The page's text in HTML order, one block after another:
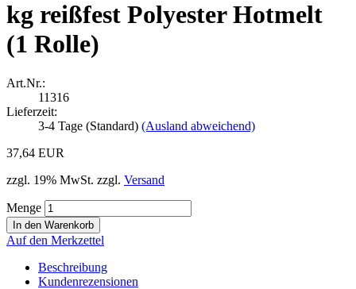
kg reißfest Polyester Hotmelt
(1 Rolle)
Art.Nr.:
11316
Lieferzeit:
3-4 Tage (Standard) (Ausland abweichend)
37,64 EUR
zzgl. 19% MwSt. zzgl. Versand
Menge
Auf den Merkzettel
Beschreibung
Kundenrezensionen